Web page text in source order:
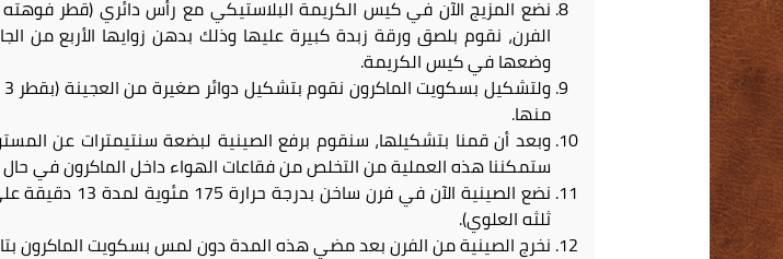
الفرن، نقوم بلصق ورقة زبدة كبيرة عليها وذلك بدهن زوايها الأربع من
وضعها في كيس الكريمة.
منها.
وبعد أن قمنا بتشكيلها، سنقوم برفع الصينية لبضعة سنتيمترات عن
ستمكننا هذه العملية من التخلص من فقاعات الهواء داخل الماكرون في
نضع الصينية
ثلثه العلوي).
نخرج الصينية من الفرن بعد مضي هذه المدة دون لمس بسكويت الماكرون